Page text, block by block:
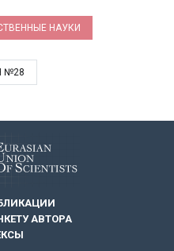
НАУКИ
№28
АВТОРА